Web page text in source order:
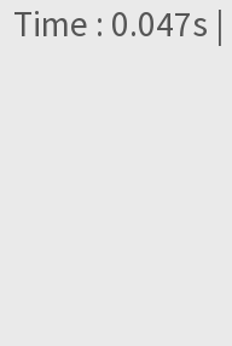
Time : 0.047s